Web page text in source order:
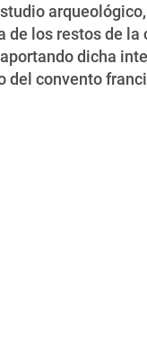
los restos de la
dicha
del convento